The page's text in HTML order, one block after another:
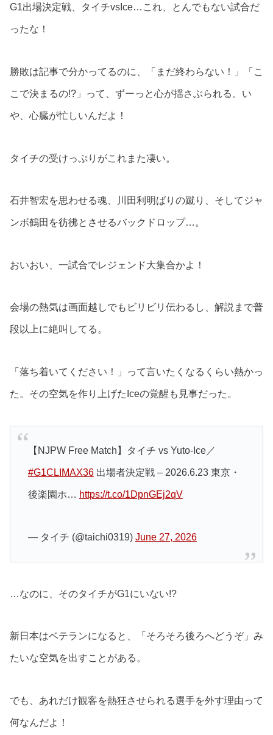
G1出場決定戦、タイチvsIce…これ、とんでもない試合だ
ったな！
勝敗は記事で分かってるのに、「まだ終わらない！」「こ
こで決まるの!?」って、ずーっと心が揺さぶられる。い
や、心臓が忙しいんだよ！
タイチの受けっぷりがこれまた凄い。
石井智宏を思わせる魂、川田利明ばりの蹴り、そしてジャ
ンボ鶴田を彷彿とさせるバックドロップ…。
おいおい、一試合でレジェンド大集合かよ！
会場の熱気は画面越しでもビリビリ伝わるし、解説まで普
段以上に絶叫してる。
「落ち着いてください！」って言いたくなるくらい熱かっ
た。その空気を作り上げたIceの覚醒も見事だった。
【NJPW Free Match】タイチ vs Yuto-Ice／
#G1CLIMAX36出場者決定戦 – 2026.6.23 東京・
後楽園ホ… https://t.co/1DpnGEj2qV
— タイチ (@taichi0319) June 27, 2026
…なのに、そのタイチがG1にいない!?
新日本はベテランになると、「そろそろ後ろへどうぞ」み
たいな空気を出すことがある。
でも、あれだけ観客を熱狂させられる選手を外す理由って
何なんだよ！